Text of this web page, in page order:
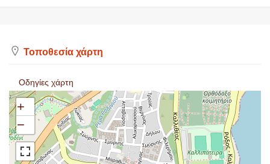
Τοποθεσία χάρτη
Οδηγίες χάρτη
+
−